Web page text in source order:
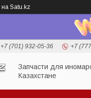
на Satu.kz
+7 (701) 932-05-36 +7
Запчасти для
Казахстане